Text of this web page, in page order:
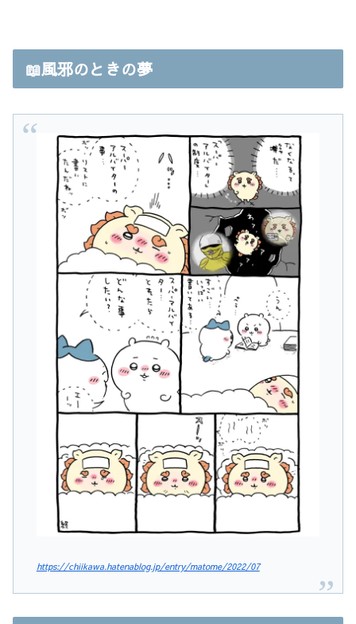
📖風邪のときの夢
https://chiikawa.hatenablog.jp/entry/matome/2022/07